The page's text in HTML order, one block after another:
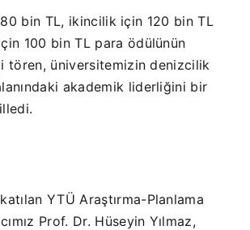
bin TL, ikincilik için 120 bin TL
100 bin TL para ödülünün
tören, üniversitemizin denizcilik
akademik liderliğini bir
YTÜ Araştırma-Planlama
Prof. Dr. Hüseyin Yılmaz,